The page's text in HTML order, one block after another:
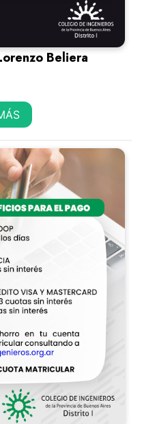
Beliera